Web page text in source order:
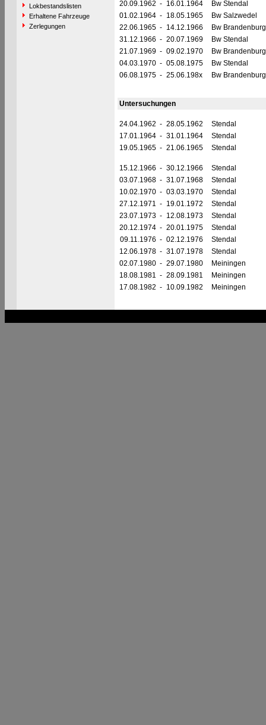
Lokbestandslisten
Erhaltene Fahrzeuge
Zerlegungen
20.09.1962 - 16.01.1964
Bw Stendal
01.02.1964 - 18.05.1965
Bw Salzwedel
22.06.1965 - 14.12.1966
Bw Brandenburg
31.12.1966 - 20.07.1969
Bw Stendal
21.07.1969 - 09.02.1970
Bw Brandenburg
04.03.1970 - 05.08.1975
Bw Stendal
06.08.1975 - 25.06.198x Bw Brandenburg
Untersuchungen
24.04.1962 - 28.05.1962
Stendal
17.01.1964 - 31.01.1964
Stendal
19.05.1965 - 21.06.1965 Stendal
15.12.1966 - 30.12.1966
Stendal
03.07.1968 - 31.07.1968
Stendal
10.02.1970 - 03.03.1970
Stendal
27.12.1971 - 19.01.1972
Stendal
23.07.1973 - 12.08.1973
Stendal
20.12.1974 - 20.01.1975
Stendal
09.11.1976 - 02.12.1976
Stendal
12.06.1978 - 31.07.1978
Stendal
02.07.1980 - 29.07.1980
Meiningen
18.08.1981 - 28.09.1981
Meiningen
17.08.1982 - 10.09.1982 Meiningen